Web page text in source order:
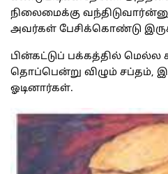
நிலைமைக்கு
அவர்கள் பேசிக்கொண்டு
பின்கட்டுப் பக்கத்தில் மெல்ல
தொப்பென்று விழும் சப்தம்,
ஓடினார்கள்.